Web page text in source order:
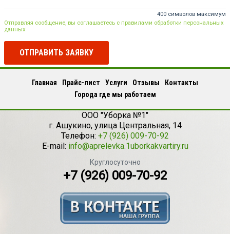
400 символов максимум
Отправляя сообщение, вы соглашаетесь с правилами обработки персональных
данных
ОТПРАВИТЬ ЗАЯВКУ
Главная Прайс-лист Услуги Отзывы
Контакты
Города где мы работаем
ООО "Уборка №1"
г. Ашукино, улица Центральная, 14
Телефон: +7 (926) 009-70-92
E-mail: info@aprelevka.1uborkakvartiry.ru
Круглосуточно
+7 (926) 009-70-92